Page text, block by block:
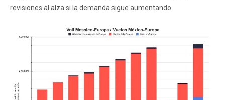
revisiones al alza si la demanda sigue aumentando.